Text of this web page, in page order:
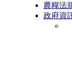
農糧法
政府資